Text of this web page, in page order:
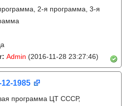
2-я программа, 3-я
Admin (2016-11-28 23:27:46)
12-1985
программа ЦТ СССР,